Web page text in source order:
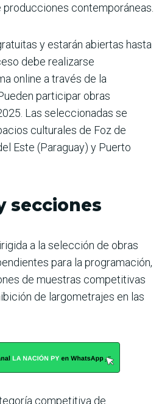
contemporáneas.
y estarán abiertas hasta
debe realizarse
online a través de la
participar obras
Las seleccionadas se
culturales de Foz de
Este (Paraguay) y Puerto
secciones
a la selección de obras
para la programación,
de muestras competitivas
de largometrajes en las
competitiva de